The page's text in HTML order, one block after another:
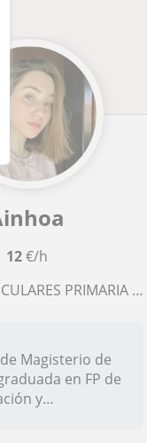
12€/h
Y ESO (en euskera o en castellano)
Magisterio de
en FP de
y